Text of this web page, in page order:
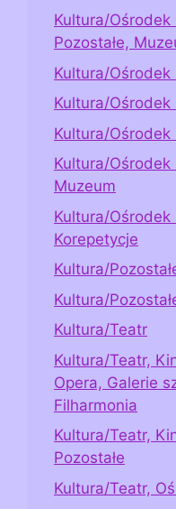
Kultura/
Pozostałe,
Kultura/
Kultura/
Kultura/Ośrodek
Kultura/Ośrodek
Muzeum
Kultura/Ośrodek
Korepetycje
Kultura/
Kultura/
Kultura/Teatr
Kultura/Teatr,
Opera, Galerie
Filharmonia
Kultura/Teatr,
Pozostałe
Kultura/Teatr,